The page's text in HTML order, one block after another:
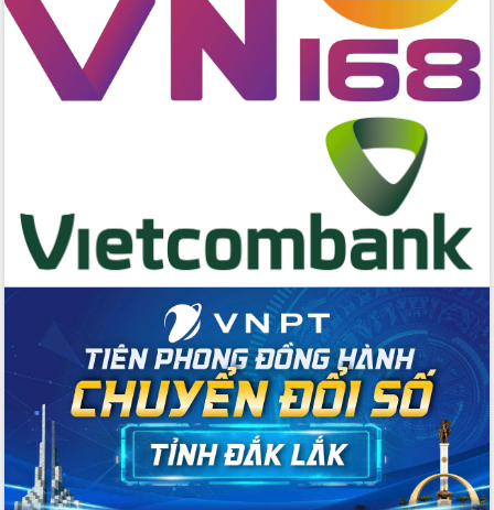
UBND tỉnh Đắk Lắk triển khai công tác
quốc phòng, quân sự địa phương năm
2026
Đắk Lắk tập trung toàn lực khắc phục
tồn tại IUU, sẵn sàng làm việc với
Rộn ràng lễ hội truyền thống Sông
nước Đà Nông lần thứ I năm 2026
Kỳ họp Chuyên đề lần thứ Năm, HĐND
tỉnh Đắk Lắk thông qua các nghị quyết
Thống nhất danh sách giới thiệu ứng
cử đại biểu Quốc hội khoá XVI và đại
biểu HĐND tỉnh Đắk Lắk, nhiệm kỳ
2026-2031
Phát động hai phong trào thi đua quan
trọng trong kỷ nguyên mới
Hội nghị lần thứ tư Ban Chỉ đạo công